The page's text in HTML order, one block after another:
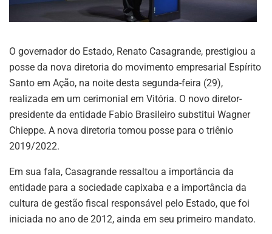
O governador do Estado, Renato Casagrande, prestigiou a
posse da nova diretoria do movimento empresarial Espírito
Santo em Ação, na noite desta segunda-feira (29),
realizada em um cerimonial em Vitória. O novo diretor-
presidente da entidade Fabio Brasileiro substitui Wagner
Chieppe. A nova diretoria tomou posse para o triênio
2019/2022.
Em sua fala, Casagrande ressaltou a importância da
entidade para a sociedade capixaba e a importância da
cultura de gestão fiscal responsável pelo Estado, que foi
iniciada no ano de 2012, ainda em seu primeiro mandato.